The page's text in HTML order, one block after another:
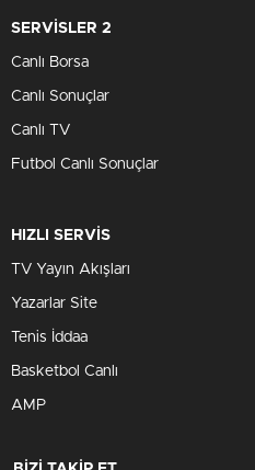
SERVİSLER 2
Canlı Borsa
Canlı Sonuçlar
Canlı TV
Futbol Canlı Sonuçlar
HIZLI SERVİS
TV Yayın Akışları
Yazarlar Site
Tenis İddaa
Basketbol Canlı
AMP